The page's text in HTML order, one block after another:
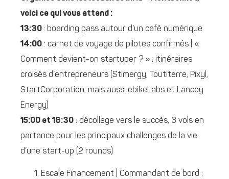
voici ce qui vous attend :
13:30 : boarding pass autour d’un café numérique
14:00 : carnet de voyage de pilotes confirmés | «
Comment devient-on startuper ? » : itinéraires
croisés d’entrepreneurs (Stimergy, Toutiterre, Pixyl,
StartCorporation, mais aussi ebikeLabs et Lancey
Energy)
15:00 et 16:30 : décollage vers le succès, 3 vols en
partance pour les principaux challenges de la vie
d’une start-up (2 rounds)
Escale Financement | Commandant de bord :